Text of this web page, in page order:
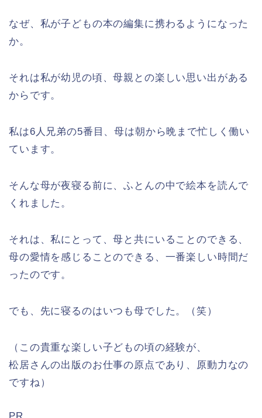
なぜ、私が子どもの本の編集に携わるようになった
か。
それは私が幼児の頃、母親との楽しい思い出がある
からです。
私は6人兄弟の5番目、母は朝から晩まで忙しく働い
ています。
そんな母が夜寝る前に、ふとんの中で絵本を読んで
くれました。
それは、私にとって、母と共にいることのできる、
母の愛情を感じることのできる、一番楽しい時間だ
ったのです。
でも、先に寝るのはいつも母でした。（笑）
（この貴重な楽しい子どもの頃の経験が、
松居さんの出版のお仕事の原点であり、原動力なの
ですね）